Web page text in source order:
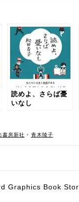
読めよ、さらば憂
いなし
書房新社 • 青木陵子
Graphics Book